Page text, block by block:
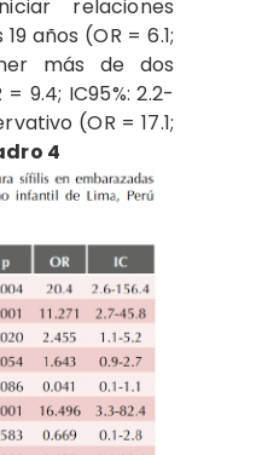
relaciones
años (OR = 6.1;
más de dos
9.4; IC95%: 2.2-
(OR = 17.1;
4